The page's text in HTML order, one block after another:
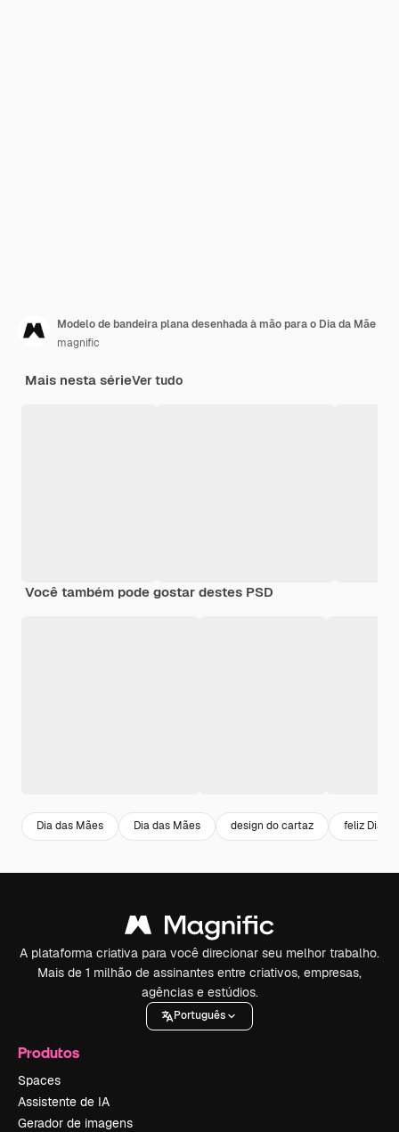
Modelo de bandeira plana desenhada à mão para o Dia da Mãe
magnific
Mais nesta sérieVer tudo
Você também pode gostar destes PSD
Dia das Mães Dia das Mães design do cartaz feliz Dia
A plataforma criativa para você direcionar seu melhor trabalho.
Mais de 1 milhão de assinantes entre criativos, empresas,
agências e estúdios.
Português
Produtos
Spaces
Assistente de IA
Gerador de imagens